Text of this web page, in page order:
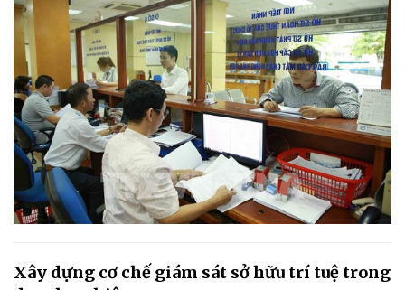
Xây dựng cơ chế giám sát sở hữu trí tuệ trong